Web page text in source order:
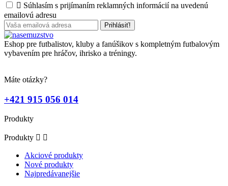
 Súhlasím s prijímaním reklamných informácií na uvedenú
emailovú adresu
Eshop pre futbalistov, kluby a fanúšikov s kompletným futbalovým
vybavením pre hráčov, ihrisko a tréningy.
Máte otázky?
+421 915 056 014
Produkty
Produkty  
Akciové produkty
Nové produkty
Najpredávanejšie